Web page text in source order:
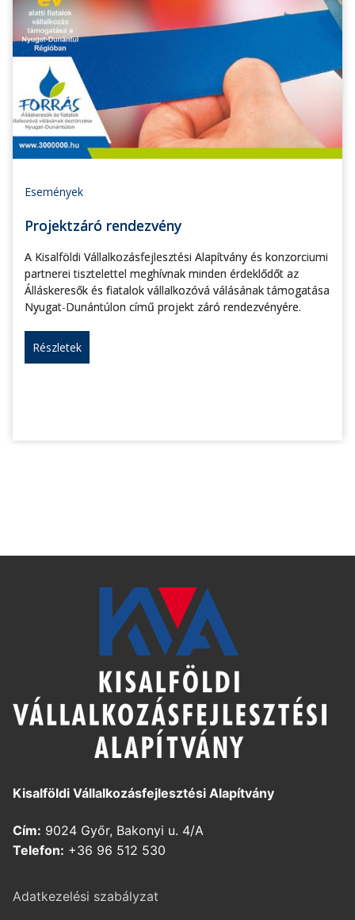
Események
Projektzáró rendezvény
A Kisalföldi Vállalkozásfejlesztési Alapítvány és konzorciumi
partnerei tisztelettel meghívnak minden érdeklődőt az
Álláskeresők és fiatalok vállalkozóvá válásának támogatása
Nyugat-Dunántúlon című projekt záró rendezvényére.
Részletek
Kisalföldi Vállalkozásfejlesztési Alapítvány
Cím: 9024 Győr, Bakonyi u. 4/A
Telefon: +36 96 512 530
Adatkezelési szabályzat